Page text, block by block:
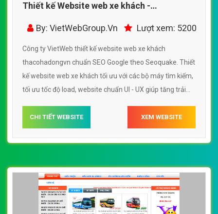
Thiết kế Website web xe khách -
thacohadongvn
By: VietWebGroup.Vn Lượt xem: 5200
Công ty VietWeb thiết kế website web xe khách
thacohadongvn chuẩn SEO Google theo Seoquake. Thiết
kế website web xe khách tối ưu với các bộ máy tìm kiếm,
tối ưu tốc độ load, website chuẩn UI - UX giúp tăng trải
thacohadongvn
CHI TIẾT WEBSITE XEM WEBSITE